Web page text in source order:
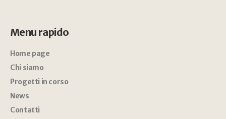
Menu rapido
Home page
Chi siamo
Progetti in corso
News
Contatti